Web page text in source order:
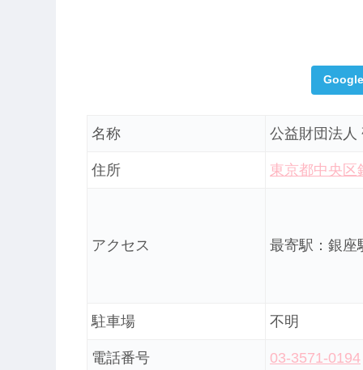
名称 公益財団法人
住所 東京都中央区
アクセス 最寄駅：銀座
駐車場 不明
電話番号 03-3571-0194